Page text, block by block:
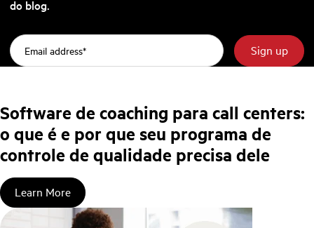
do blog.
Software de coaching para call centers:
o que é e por que seu programa de
controle de qualidade precisa dele
Learn More